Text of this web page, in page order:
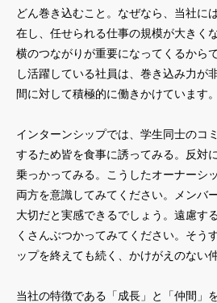
どん巻き込むこと。なぜなら、当社に
在し、任せられる仕事の規模が大きく
横のつながりが重要になってくるから
し活躍している社員は、巻き込み力が
間に対して積極的に働きかけています。
インターンシップでは、学生同士のコ
するため皆を食事に誘ってみる。反対
乗っかってみる。こうしたオーナーシ
両方を意識してみてください。メンバ
大切だと実感できるでしょう。遠慮す
くさんぶつかってみてください。そう
ップを終えても続く、かけがえのない
当社の特徴である「成長」と「仲間」